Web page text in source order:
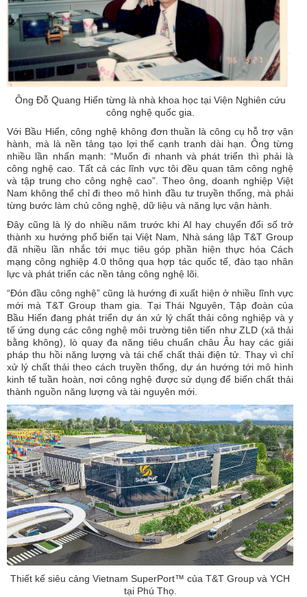
Ông Đỗ Quang Hiển từng là nhà khoa học tại Viện Nghiên cứu
công nghệ quốc gia.
Với Bầu Hiển, công nghệ không đơn thuần là công cụ hỗ trợ vận
hành, mà là nền tảng tạo lợi thế cạnh tranh dài hạn. Ông từng
nhiều lần nhấn mạnh: “Muốn đi nhanh và phát triển thì phải là
công nghệ cao. Tất cả các lĩnh vực tôi đều quan tâm công nghệ
và tập trung cho công nghệ cao”. Theo ông, doanh nghiệp Việt
Nam không thể chỉ đi theo mô hình đầu tư truyền thống, mà phải
từng bước làm chủ công nghệ, dữ liệu và năng lực vận hành.
Đây cũng là lý do nhiều năm trước khi AI hay chuyển đổi số trở
thành xu hướng phổ biến tại Việt Nam, Nhà sáng lập T&T Group
đã nhiều lần nhắc tới mục tiêu góp phần hiện thực hóa Cách
mạng công nghiệp 4.0 thông qua hợp tác quốc tế, đào tạo nhân
lực và phát triển các nền tảng công nghệ lõi.
“Đón đầu công nghệ” cũng là hướng đi xuất hiện ở nhiều lĩnh vực
mới mà T&T Group tham gia. Tại Thái Nguyên, Tập đoàn của
Bầu Hiển đang phát triển dự án xử lý chất thải công nghiệp và y
tế ứng dụng các công nghệ môi trường tiên tiến như ZLD (xả thải
bằng không), lò quay đa năng tiêu chuẩn châu Âu hay các giải
pháp thu hồi năng lượng và tái chế chất thải điện tử. Thay vì chỉ
xử lý chất thải theo cách truyền thống, dự án hướng tới mô hình
kinh tế tuần hoàn, nơi công nghệ được sử dụng để biến chất thải
thành nguồn năng lượng và tài nguyên mới.
Thiết kế siêu cảng Vietnam SuperPort™ của T&T Group và YCH
tại Phú Thọ.